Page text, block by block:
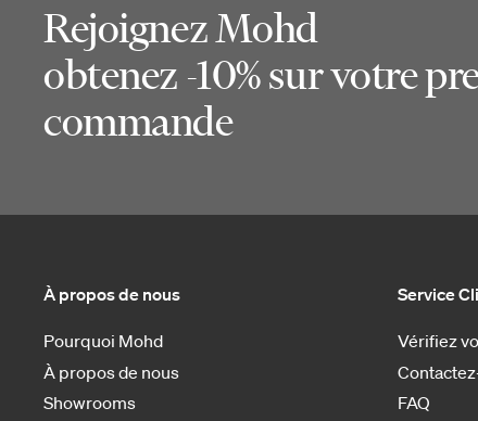
Rejoignez Mohd
obtenez -10% sur votre
commande
À propos de nous
Pourquoi Mohd
À propos de nous
Showrooms
Service
Vérifiez
FAQ